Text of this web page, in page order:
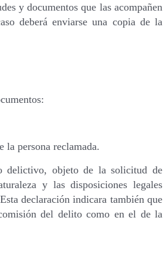
y documentos que las acompañen
deberá enviarse una copia de la
persona reclamada.
delictivo, objeto de la solicitud de
y las disposiciones legales
declaración indicara también que
del delito como en el de la